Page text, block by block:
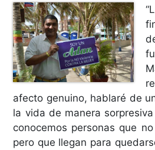
afecto genuino, hablaré de
la vida de manera
conocemos personas que
pero que llegan para